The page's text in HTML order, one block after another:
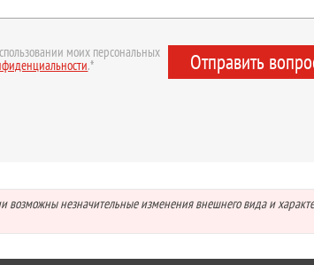
моих персональных
.* Отправить
возможны незначительные изменения внешнего вида и